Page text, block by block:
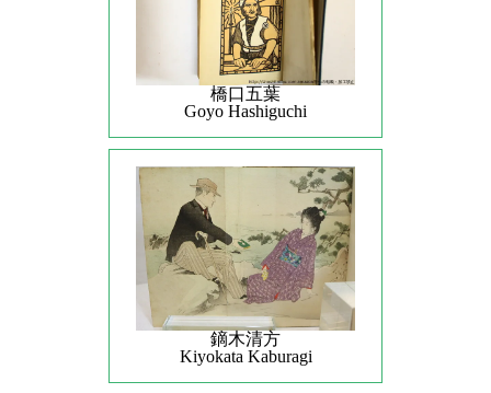
橋口五葉
Goyo Hashiguchi
鏑木清方
Kiyokata Kaburagi